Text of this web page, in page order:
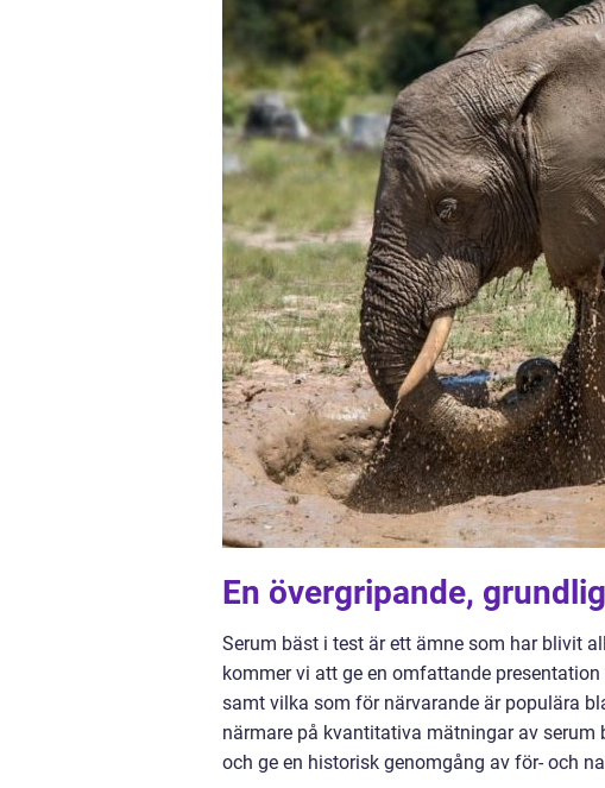
En övergripande,
Serum bäst i test är ett ämne som har blivit
kommer vi att ge en omfattande
samt vilka som för närvarande är populära
närmare på kvantitativa mätningar av
och ge en historisk genomgång av för- och